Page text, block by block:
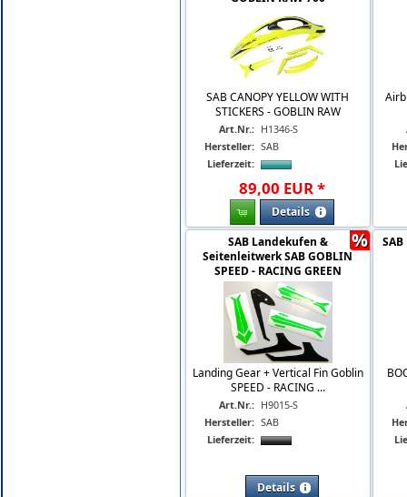
SAB CANOPY YELLOW WITH
STICKERS - GOBLIN RAW
Art.Nr.: H1346-S
Hersteller: SAB
Lieferzeit:
89,00 EUR*
Details
SAB Landekufen &
Seitenleitwerk SAB GOBLIN
SPEED - RACING GREEN
Landing Gear + Vertical Fin Goblin
SPEED - RACING ...
Art.Nr.: H9015-S
Hersteller: SAB
Lieferzeit:
Details
%